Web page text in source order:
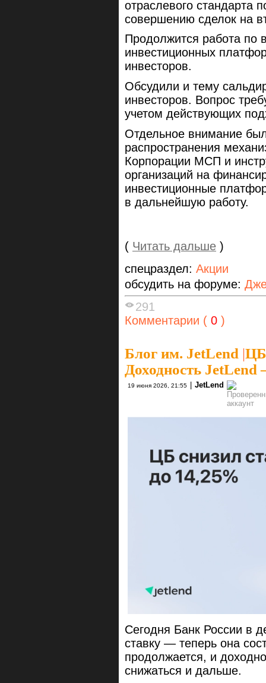
отраслевого стандарта
совершению сделок на
Продолжится работа по
инвестиционных
инвесторов.
Обсудили и тему
инвесторов. Вопрос
учетом действующих
Отдельное внимание
распространения
Корпорации МСП и
организаций на
инвестиционные
в дальнейшую работу.
( Читать дальше )
спецраздел: Акции
обсудить на форуме:
291
Комментарии ( 0 )
Блог им. JetLend |ЦБ
Доходность
19 июня 2026, 21:55 JetLend
Сегодня Банк России в
ставку — теперь она
продолжается, и
снижаться и дальше.